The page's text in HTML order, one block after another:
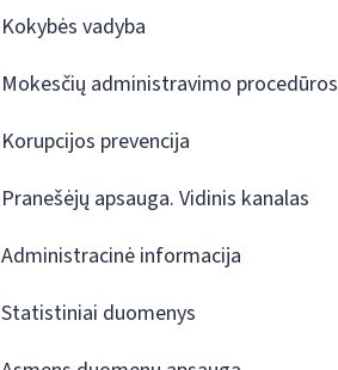
Kokybės vadyba
Mokesčių administravimo procedūros
Korupcijos prevencija
Pranešėjų apsauga. Vidinis kanalas
Administracinė informacija
Statistiniai duomenys